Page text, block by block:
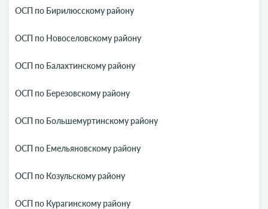
ОСП по Бирилюсскому району
ОСП по Новоселовскому району
ОСП по Балахтинскому району
ОСП по Березовскому району
ОСП по Большемуртинскому району
ОСП по Емельяновскому району
ОСП по Козульскому району
ОСП по Курагинскому району